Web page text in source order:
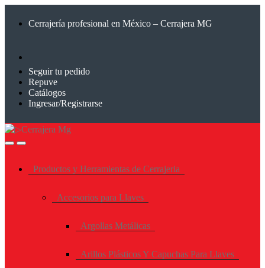
Cerrajería profesional en México – Cerrajera MG
Seguir tu pedido
Repuve
Catálogos
Ingresar/Registrarse
Productos y Herramientas de Cerrajeria
Accesorios para Llaves
Argollas Metálicas
Arillos Plásticos Y Capuchas Para Llaves